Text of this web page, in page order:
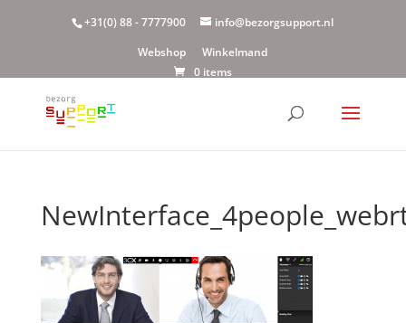
+31(0) 88 - 7777900
info@bezorgsupport.nl
Webshop
Winkelmand
0 items